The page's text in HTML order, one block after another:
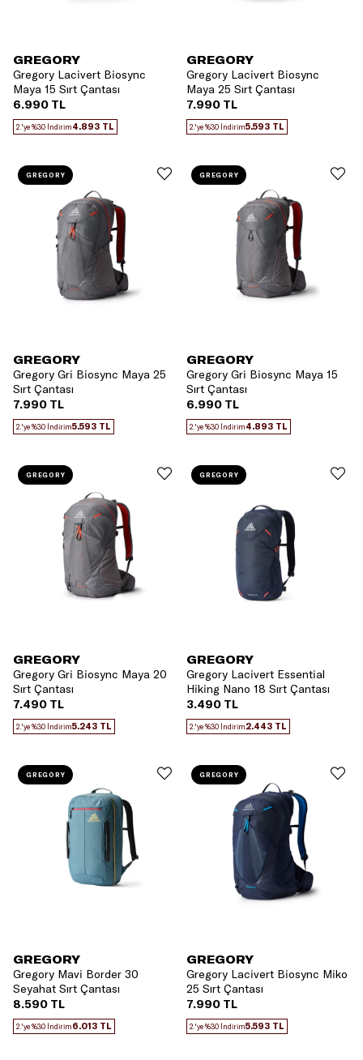
GREGORY
Gregory Lacivert Biosync
Maya 15 Sırt Çantası
6.990 TL
2.'ye %30 İndirim4.893 TL
GREGORY
Gregory Lacivert Biosync
Maya 25 Sırt Çantası
7.990 TL
2.'ye %30 İndirim5.593 TL
GREGORY
Gregory Gri Biosync Maya 25
Sırt Çantası
7.990 TL
2.'ye %30 İndirim5.593 TL
GREGORY
GREGORY
Gregory Gri Biosync Maya 15
Sırt Çantası
6.990 TL
2.'ye %30 İndirim4.893 TL
GREGORY
GREGORY
Gregory Gri Biosync Maya 20
Sırt Çantası
7.490 TL
2.'ye %30 İndirim5.243 TL
GREGORY
GREGORY
Gregory Lacivert Essential
Hiking Nano 18 Sırt Çantası
3.490 TL
2.'ye %30 İndirim2.443 TL
GREGORY
GREGORY
Gregory Mavi Border 30
Seyahat Sırt Çantası
8.590 TL
2.'ye %30 İndirim6.013 TL
GREGORY
GREGORY
Gregory Lacivert Biosync Miko
25 Sırt Çantası
7.990 TL
2.'ye %30 İndirim5.593 TL
GREGORY